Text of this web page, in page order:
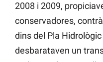
2008 i 2009,
conservadores,
dins del Pla
desbarataven un